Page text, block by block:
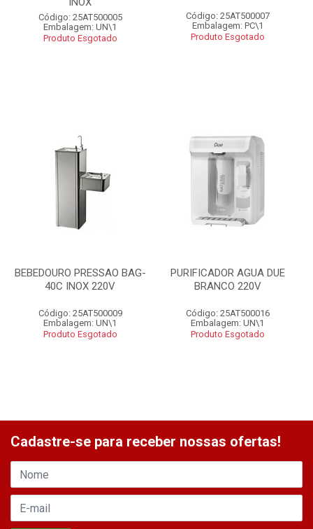
Código: 25AT500005
Embalagem: UN\1
Produto Esgotado
Código: 25AT500007
Embalagem: PC\1
Produto Esgotado
BEBEDOURO PRESSAO BAG-
40C INOX 220V
Código: 25AT500009
Embalagem: UN\1
Produto Esgotado
PURIFICADOR AGUA DUE
BRANCO 220V
Código: 25AT500016
Embalagem: UN\1
Produto Esgotado
Cadastre-se para receber nossas ofertas!